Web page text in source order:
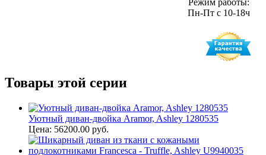
Режим работы:
Пн-Пт с 10-18ч
Товары этой серии
Уютный диван-двойка Aramor, Ashley 1280535
Цена: 56200.00 руб.